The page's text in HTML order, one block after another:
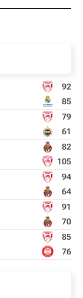
92
85
79
61
82
105
94
64
91
70
85
76